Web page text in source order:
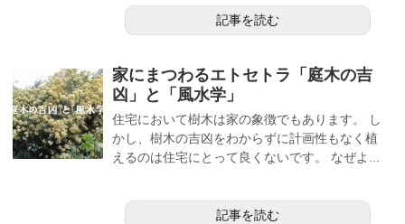
記事を読む
家にまつわるエトセトラ「庭木の吉
凶」と「風水学」
住宅において樹木は家の象徴でもあります。 し
かし、樹木の吉凶をわからずに計画性もなく植
えるのは住宅にとって良くないです。 なぜよ...
記事を読む